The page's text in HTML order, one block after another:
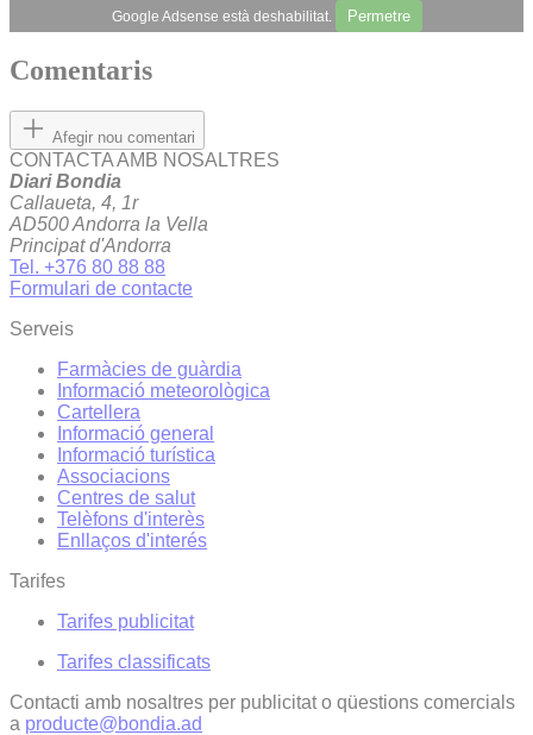
Google Adsense està deshabilitat. Permetre
Comentaris
Afegir nou comentari
CONTACTA AMB NOSALTRES
Diari Bondia
Callaueta, 4, 1r
AD500 Andorra la Vella
Principat d'Andorra
Tel. +376 80 88 88
Formulari de contacte
Serveis
Farmàcies de guàrdia
Informació meteorològica
Cartellera
Informació general
Informació turística
Associacions
Centres de salut
Telèfons d'interès
Enllaços d'interés
Tarifes
Tarifes publicitat
Tarifes classificats
Contacti amb nosaltres per publicitat o qüestions comercials
a producte@bondia.ad